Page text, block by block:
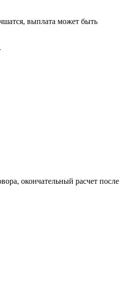
выплата может быть
окончательный расчет после